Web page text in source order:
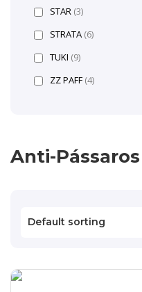
Anti-Pássaros
STAR (3)
STRATA (6)
TUKI (9)
ZZ PAFF (4)